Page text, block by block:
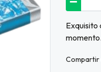
Exquisito
Compartir